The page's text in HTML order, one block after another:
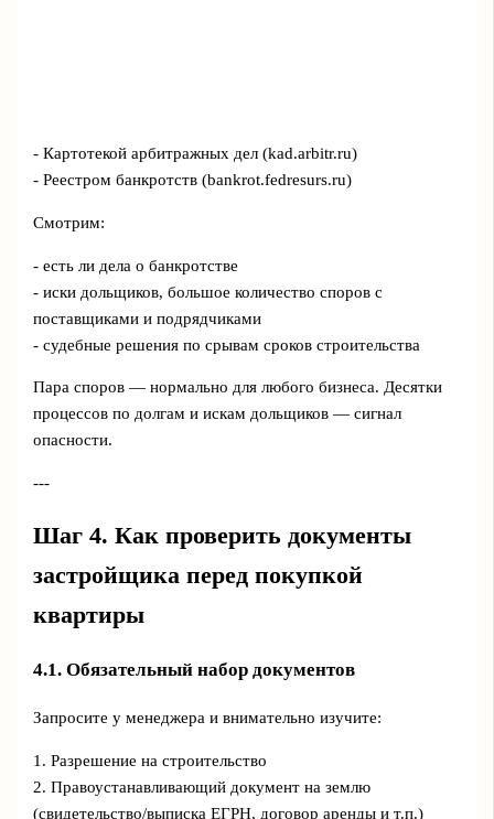
- Картотекой арбитражных дел (kad.arbitr.ru)
- Реестром банкротств (bankrot.fedresurs.ru)
Смотрим:
- есть ли дела о банкротстве
- иски дольщиков, большое количество споров с
поставщиками и подрядчиками
- судебные решения по срывам сроков строительства
Пара споров — нормально для любого бизнеса. Десятки
процессов по долгам и искам дольщиков — сигнал
опасности.
---
Шаг 4. Как проверить документы
застройщика перед покупкой
квартиры
4.1. Обязательный набор документов
Запросите у менеджера и внимательно изучите:
1. Разрешение на строительство
2. Правоустанавливающий документ на землю
(свидетельство/выписка ЕГРН, договор аренды и т.п.)